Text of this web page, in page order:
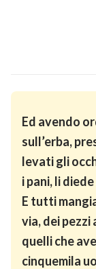
Ed avendo
sull’erba,
levati gli
i pani, li
E tutti
via, dei pezzi
quelli che
cinquemila